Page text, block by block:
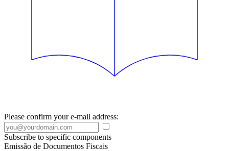
Please confirm your e-mail address:
Subscribe to specific components
Emissão de Documentos Fiscais